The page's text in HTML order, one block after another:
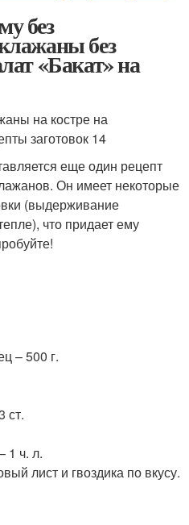
без
без
«Бакат» на
еще один рецепт
Он имеет некоторые
(выдерживание
что придает ему
– 500 г.
ст.
1 ч. л.
лист и гвоздика по вкусу.